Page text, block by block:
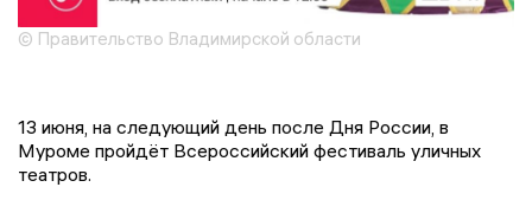
© Правительство Владимирской области
13 июня, на следующий день после Дня России, в
Муроме пройдёт Всероссийский фестиваль уличных
театров.